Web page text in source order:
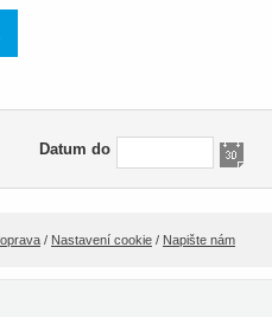
Datum do
/ Nastavení cookie / Napište nám